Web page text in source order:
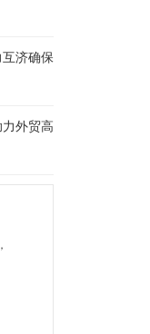
互济确保
外贸高